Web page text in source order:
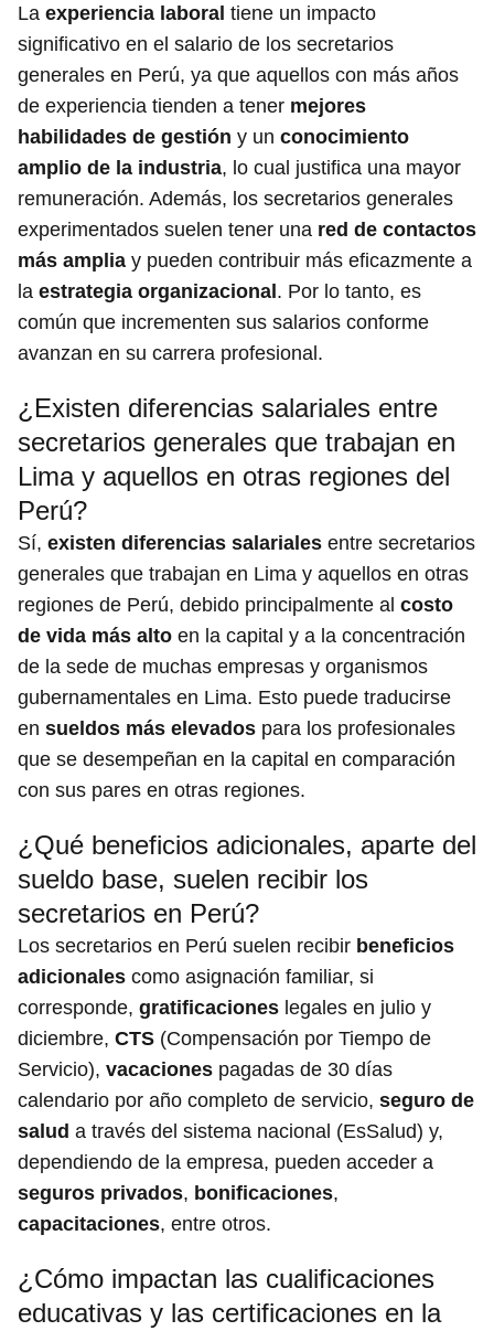
La experiencia laboral tiene un impacto
significativo en el salario de los secretarios
generales en Perú, ya que aquellos con más años
de experiencia tienden a tener mejores
habilidades de gestión y un conocimiento
amplio de la industria, lo cual justifica una mayor
remuneración. Además, los secretarios generales
experimentados suelen tener una red de contactos
más amplia y pueden contribuir más eficazmente a
la estrategia organizacional. Por lo tanto, es
común que incrementen sus salarios conforme
avanzan en su carrera profesional.
¿Existen diferencias salariales entre
secretarios generales que trabajan en
Lima y aquellos en otras regiones del
Perú?
Sí, existen diferencias salariales entre secretarios
generales que trabajan en Lima y aquellos en otras
regiones de Perú, debido principalmente al costo
de vida más alto en la capital y a la concentración
de la sede de muchas empresas y organismos
gubernamentales en Lima. Esto puede traducirse
en sueldos más elevados para los profesionales
que se desempeñan en la capital en comparación
con sus pares en otras regiones.
¿Qué beneficios adicionales, aparte del
sueldo base, suelen recibir los
secretarios en Perú?
Los secretarios en Perú suelen recibir beneficios
adicionales como asignación familiar, si
corresponde, gratificaciones legales en julio y
diciembre, CTS (Compensación por Tiempo de
Servicio), vacaciones pagadas de 30 días
calendario por año completo de servicio, seguro de
salud a través del sistema nacional (EsSalud) y,
dependiendo de la empresa, pueden acceder a
seguros privados, bonificaciones,
capacitaciones, entre otros.
¿Cómo impactan las cualificaciones
educativas y las certificaciones en la